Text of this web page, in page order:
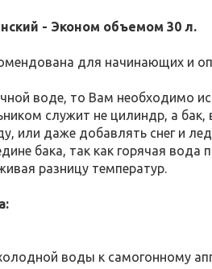
- Эконом объемом 30 л.
для начинающих и
воде, то Вам необходимо
служит не цилиндр, а
или даже добавлять снег и
бака, так как горячая
разницу температур.
воды к самогонному